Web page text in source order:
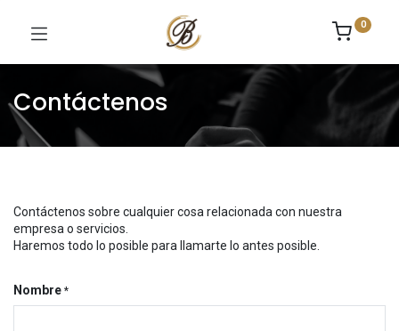
0
Contáctenos
Contáctenos sobre cualquier cosa relacionada con nuestra
empresa o servicios.
Haremos todo lo posible para llamarte lo antes posible.
Nombre *